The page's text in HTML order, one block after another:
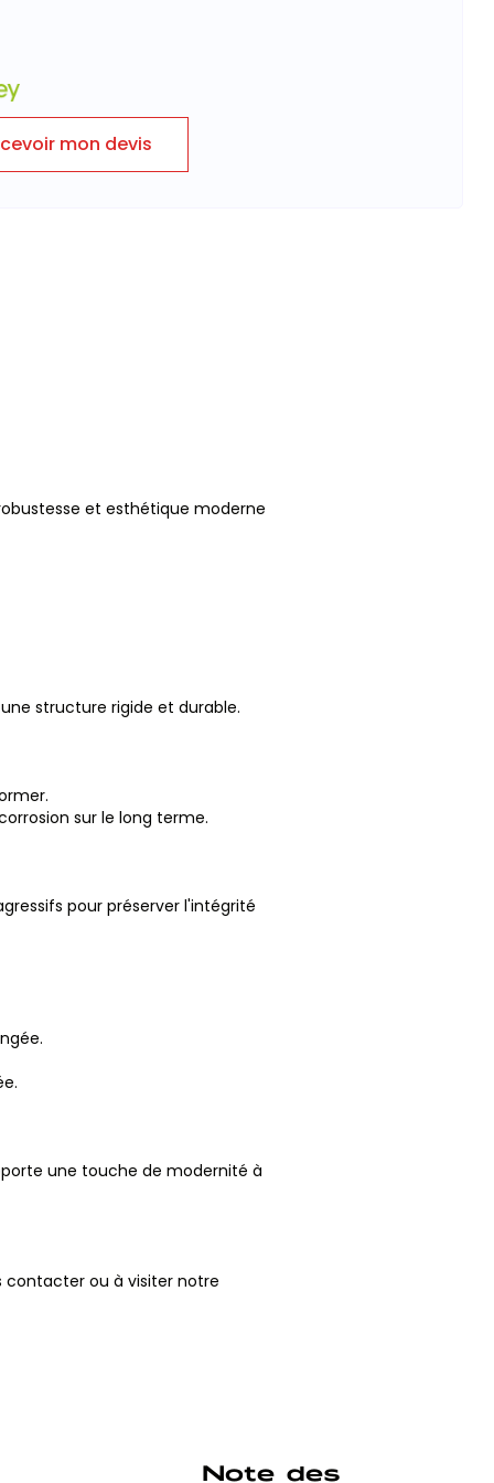
mon devis
et esthétique moderne
structure rigide et durable.
sur le long terme.
pour préserver l'intégrité
une touche de modernité à
contacter ou à visiter notre
Note des